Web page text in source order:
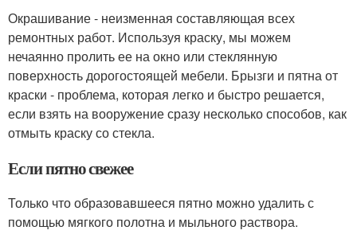
Окрашивание - неизменная составляющая всех
ремонтных работ. Используя краску, мы можем
нечаянно пролить ее на окно или стеклянную
поверхность дорогостоящей мебели. Брызги и пятна от
краски - проблема, которая легко и быстро решается,
если взять на вооружение сразу несколько способов, как
отмыть краску со стекла.
Если пятно свежее
Только что образовавшееся пятно можно удалить с
помощью мягкого полотна и мыльного раствора.